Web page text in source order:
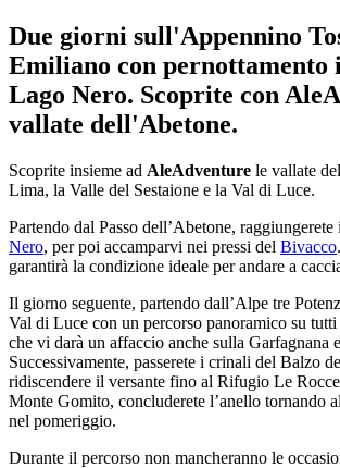
Due giorni sull'Appennino
Emiliano con pernottamento
Lago Nero. Scoprite con
vallate dell'Abetone.
Scoprite insieme ad AleAdventure le vallate
Lima, la Valle del Sestaione e la Val di Luce.
Partendo dal Passo dell’Abetone,
Nero, per poi accamparvi nei pressi del Bivacco
garantirà la condizione ideale per andare a
Il giorno seguente, partendo dall’Alpe tre
Val di Luce con un percorso panoramico su
che vi darà un affaccio anche sulla Garfagnana
Successivamente, passerete i crinali del Balzo
ridiscendere il versante fino al Rifugio Le
Monte Gomito, concluderete l’anello tornando
nel pomeriggio.
Durante il percorso non mancheranno le